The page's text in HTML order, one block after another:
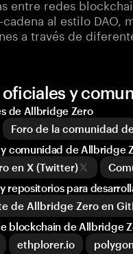
entre redes
al estilo DAO,
a través de
oficiales y
de Allbridge Zero
Foro de la comunidad
y comunidad de Allbridge
en X (Twitter)
repositorios para
de Allbridge Zero en
blockchain de Allbridge
ethplorer.io